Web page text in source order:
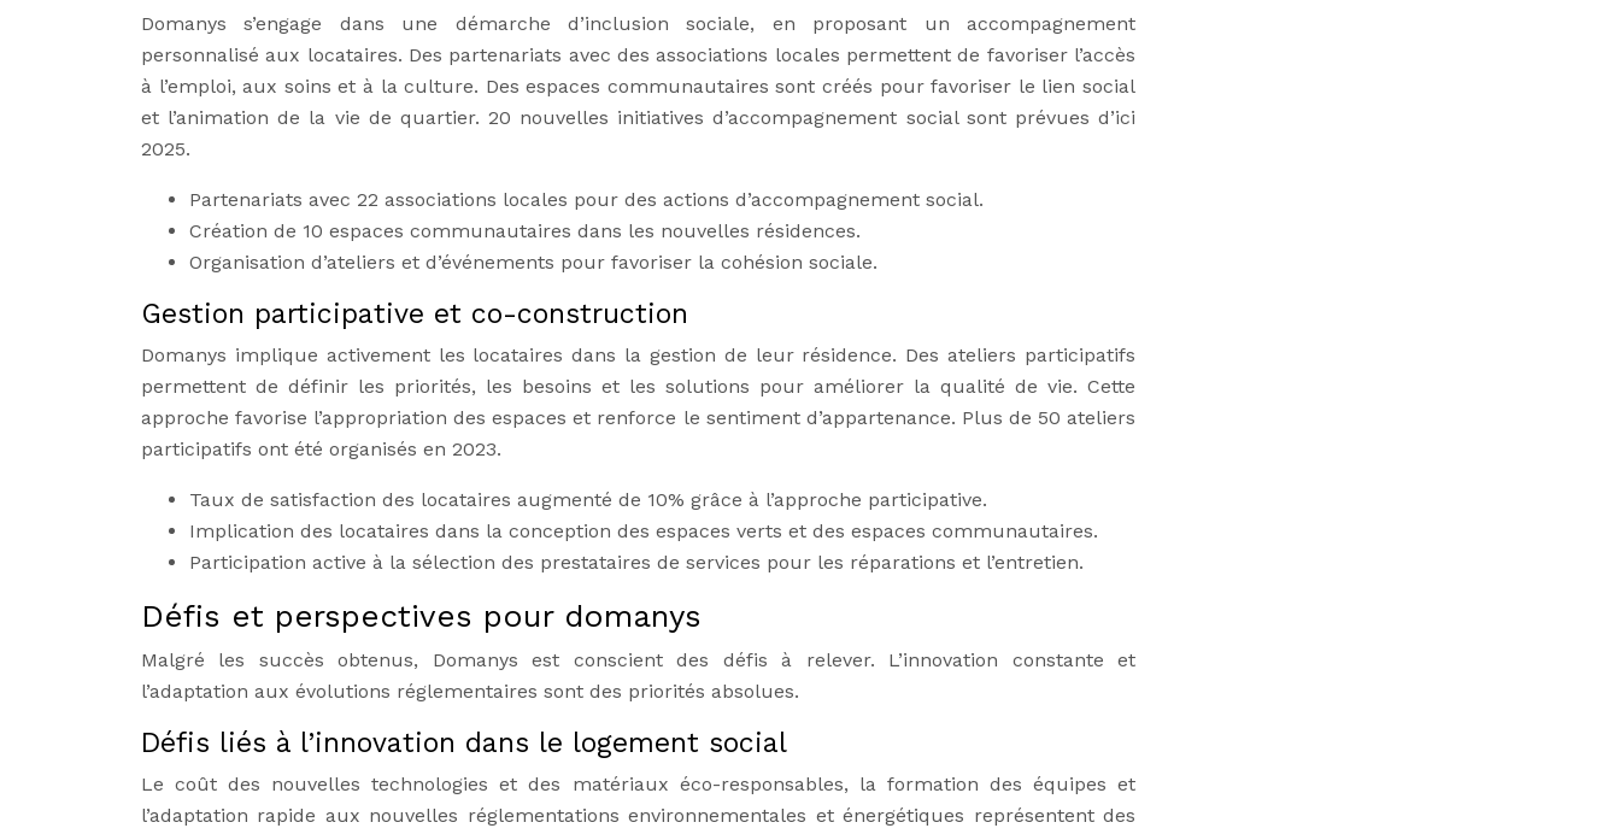
Domanys s’engage dans une démarche d’inclusion sociale, en proposant un accompagnement
personnalisé aux locataires. Des partenariats avec des associations locales permettent de favoriser l’accès
à l’emploi, aux soins et à la culture. Des espaces communautaires sont créés pour favoriser le lien social
et l’animation de la vie de quartier. 20 nouvelles initiatives d’accompagnement social sont prévues d’ici
2025.
Partenariats avec 22 associations locales pour des actions d’accompagnement social.
Création de 10 espaces communautaires dans les nouvelles résidences.
Organisation d’ateliers et d’événements pour favoriser la cohésion sociale.
Gestion participative et co-construction
Domanys implique activement les locataires dans la gestion de leur résidence. Des ateliers participatifs
permettent de définir les priorités, les besoins et les solutions pour améliorer la qualité de vie. Cette
approche favorise l’appropriation des espaces et renforce le sentiment d’appartenance. Plus de 50 ateliers
participatifs ont été organisés en 2023.
Taux de satisfaction des locataires augmenté de 10% grâce à l’approche participative.
Implication des locataires dans la conception des espaces verts et des espaces communautaires.
Participation active à la sélection des prestataires de services pour les réparations et l’entretien.
Défis et perspectives pour domanys
Malgré les succès obtenus, Domanys est conscient des défis à relever. L’innovation constante et
l’adaptation aux évolutions réglementaires sont des priorités absolues.
Défis liés à l’innovation dans le logement social
Le coût des nouvelles technologies et des matériaux éco-responsables, la formation des équipes et
l’adaptation rapide aux nouvelles réglementations environnementales et énergétiques représentent des